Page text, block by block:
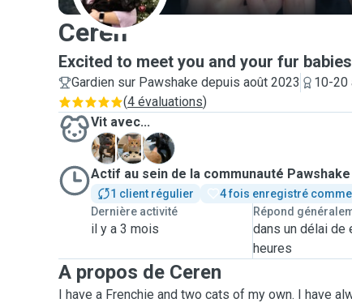
Ceren
Excited to meet you and your fur
Gardien sur Pawshake depuis août 2023
10-20
(4 évaluations)
Vit avec...
N
P
R
Actif au sein de la communauté Pawshake
1 client régulier
4 fois enregistré
Dernière activité
il y a 3 mois
Répond
dans un délai de
heures
A propos de Ceren
I have a Frenchie and two cats of my own. I have